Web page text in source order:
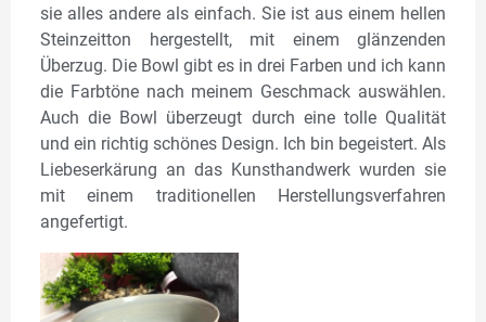
sie alles andere als einfach. Sie ist aus einem hellen
Steinzeitton hergestellt, mit einem glänzenden
Überzug. Die Bowl gibt es in drei Farben und ich kann
die Farbtöne nach meinem Geschmack auswählen.
Auch die Bowl überzeugt durch eine tolle Qualität
und ein richtig schönes Design. Ich bin begeistert. Als
Liebeserkärung an das Kunsthandwerk wurden sie
mit einem traditionellen Herstellungsverfahren
angefertigt.